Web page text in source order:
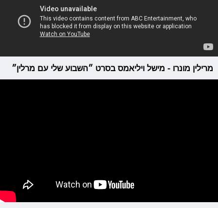
מרילין מונרו - מישל ויליאמס בסרט ״השבוע שלי עם מרלין״